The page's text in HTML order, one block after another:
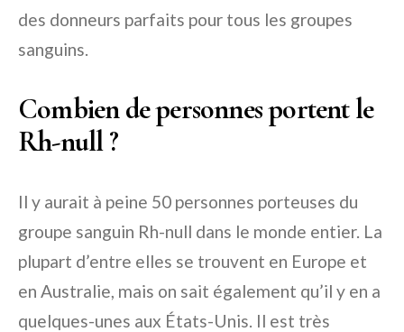
des donneurs parfaits pour tous les groupes
sanguins.
Combien de personnes portent le
Rh-null ?
Il y aurait à peine 50 personnes porteuses du
groupe sanguin Rh-null dans le monde entier. La
plupart d’entre elles se trouvent en Europe et
en Australie, mais on sait également qu’il y en a
quelques-unes aux États-Unis. Il est très